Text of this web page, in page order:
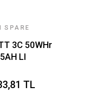
SPARE
3C 50WHr
LI
TL